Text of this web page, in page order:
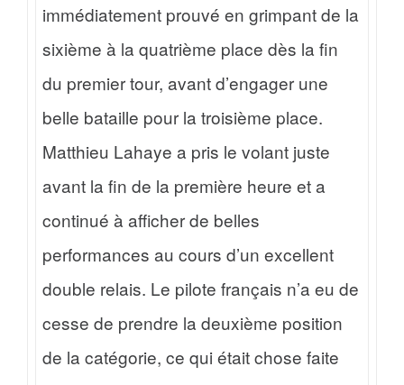
immédiatement prouvé en grimpant de la
sixième à la quatrième place dès la fin
du premier tour, avant d’engager une
belle bataille pour la troisième place.
Matthieu Lahaye a pris le volant juste
avant la fin de la première heure et a
continué à afficher de belles
performances au cours d’un excellent
double relais. Le pilote français n’a eu de
cesse de prendre la deuxième position
de la catégorie, ce qui était chose faite